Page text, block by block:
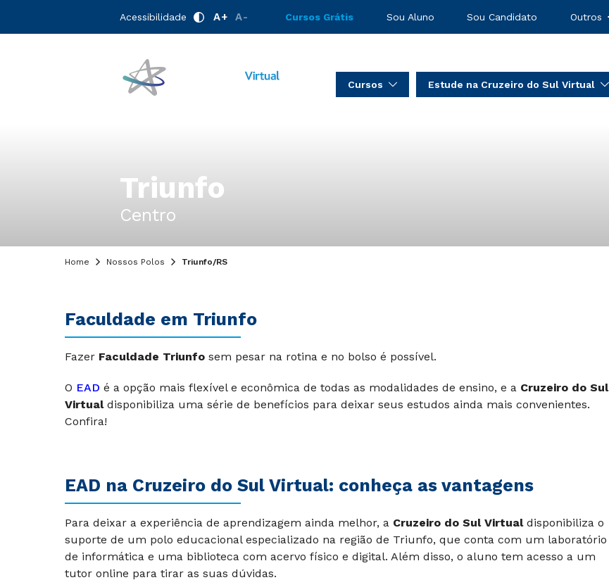
Acessibilidade A+ A- Cursos Grátis Sou Aluno Sou Candidato Outros
Cursos Estude na Cruzeiro do Sul Virtual
Triunfo
Centro
Home Nossos Polos Triunfo/RS
Faculdade em Triunfo
Fazer Faculdade Triunfo sem pesar na rotina e no bolso é possível.
O EAD é a opção mais flexível e econômica de todas as modalidades de ensino, e a Cruzeiro do Sul
Virtualdisponibiliza uma série de benefícios para deixar seus estudos ainda mais convenientes.
Confira!
EAD na Cruzeiro do Sul Virtual: conheça as vantagens
Para deixar a experiência de aprendizagem ainda melhor, a Cruzeiro do Sul Virtualdisponibiliza o
suporte de um polo educacional especializado na região de Triunfo, que conta com um laboratório
de informática e uma biblioteca com acervo físico e digital. Além disso, o aluno tem acesso a um
tutor online para tirar as suas dúvidas.